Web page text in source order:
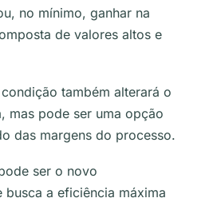
no mínimo, ganhar na
de valores altos e
também alterará o
mas pode ser uma opção
das margens do processo.
ser o novo
busca a eficiência máxima